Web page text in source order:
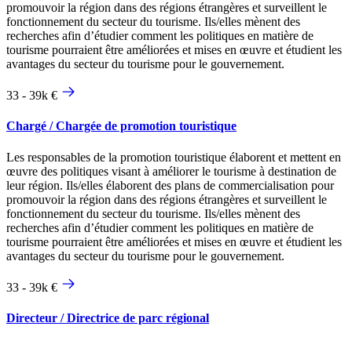
promouvoir la région dans des régions étrangères et surveillent le
fonctionnement du secteur du tourisme. Ils/elles mènent des
recherches afin d’étudier comment les politiques en matière de
tourisme pourraient être améliorées et mises en œuvre et étudient les
avantages du secteur du tourisme pour le gouvernement.
33 - 39k €
Chargé / Chargée de promotion touristique
Les responsables de la promotion touristique élaborent et mettent en
œuvre des politiques visant à améliorer le tourisme à destination de
leur région. Ils/elles élaborent des plans de commercialisation pour
promouvoir la région dans des régions étrangères et surveillent le
fonctionnement du secteur du tourisme. Ils/elles mènent des
recherches afin d’étudier comment les politiques en matière de
tourisme pourraient être améliorées et mises en œuvre et étudient les
avantages du secteur du tourisme pour le gouvernement.
33 - 39k €
Directeur / Directrice de parc régional